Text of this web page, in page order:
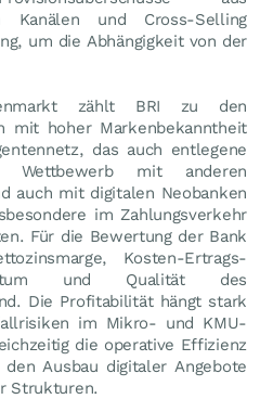
Kanälen und Cross-Selling
um die Abhängigkeit von der
zählt BRI zu den
mit hoher Markenbekanntheit
das auch entlegene
Wettbewerb mit anderen
auch mit digitalen Neobanken
im Zahlungsverkehr
Für die Bewertung der Bank
Kosten-Ertrags-
und Qualität des
Die Profitabilität hängt stark
im Mikro- und KMU-
die operative Effizienz
Ausbau digitaler Angebote
Strukturen.